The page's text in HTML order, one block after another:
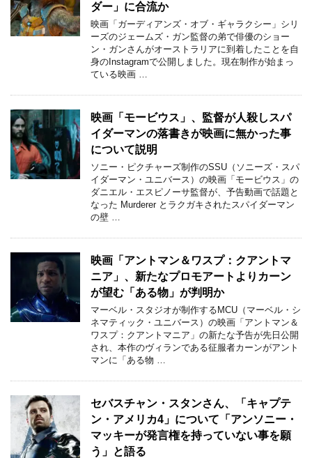
ダー」に合流か
映画「ガーディアンズ・オブ・ギャラクシー」シリ
ーズのジェームズ・ガン監督の弟で俳優のショー
ン・ガンさんがオーストラリアに到着したことを自
身のInstagramで公開しました。現在制作が始まっ
ている映画 …
映画「モービウス」、監督が人殺しスパ
イダーマンの落書きが映画に無かった事
について説明
ソニー・ピクチャーズ制作のSSU（ソニーズ・スパ
イダーマン・ユニバース）の映画「モービウス」の
ダニエル・エスピノーサ監督が、予告動画で話題と
なった Murderer とラクガキされたスパイダーマン
の壁 …
映画「アントマン＆ワスプ：クアントマ
ニア」、新たなプロモアートよりカーン
が望む「ある物」が判明か
マーベル・スタジオが制作するMCU（マーベル・シ
ネマティック・ユニバース）の映画「アントマン＆
ワスプ：クアントマニア」の新たな予告が先日公開
され、本作のヴィランである征服者カーンがアント
マンに「ある物 …
セバスチャン・スタンさん、「キャプテ
ン・アメリカ4」について「アンソニー・
マッキーが発言権を持っていない事を願
う」と語る